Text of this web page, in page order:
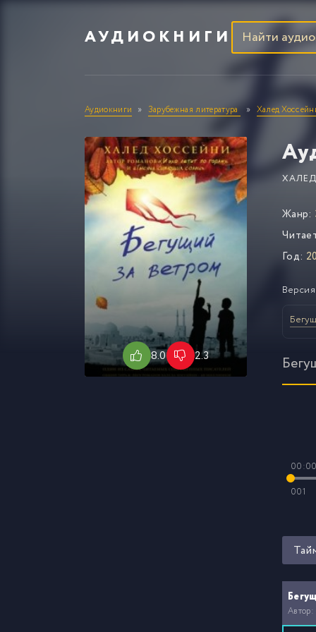
АУДИОКНИГИ
Аудиокниги Зарубежная литература Халед
8.0 2.3
Жанр:
Год:
00:00
001
Автор: